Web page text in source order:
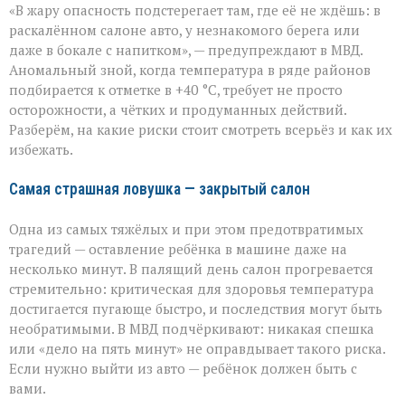
не
прощает
легкомыслия»:
МВД — о
том,
как
уберечь
себя
и
«В жару опасность подстерегает там, где её не ждёшь: в
раскалённом салоне авто, у незнакомого берега или
даже в бокале с напитком», — предупреждают в МВД.
Аномальный зной, когда температура в ряде районов
подбирается к отметке в +40 °C, требует не просто
осторожности, а чётких и продуманных действий.
Разберём, на какие риски стоит смотреть всерьёз и как их
избежать.
Самая страшная ловушка — закрытый салон
Одна из самых тяжёлых и при этом предотвратимых
трагедий — оставление ребёнка в машине даже на
несколько минут. В палящий день салон прогревается
стремительно: критическая для здоровья температура
достигается пугающе быстро, и последствия могут быть
необратимыми. В МВД подчёркивают: никакая спешка
или «дело на пять минут» не оправдывает такого риска.
Если нужно выйти из авто — ребёнок должен быть с
вами.